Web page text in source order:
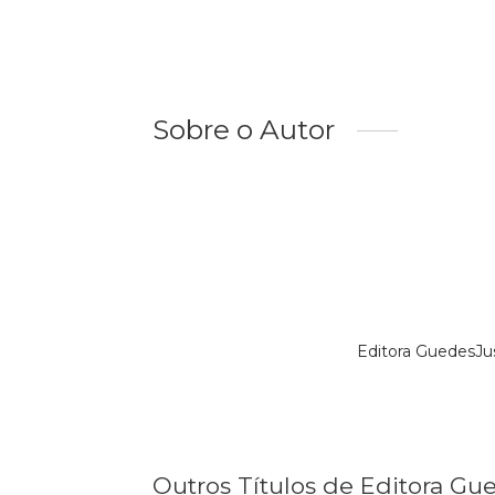
Sobre o Autor
Editora
Outros Títulos de Editora